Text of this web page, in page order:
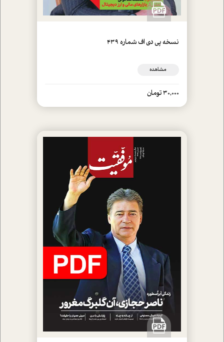
نسخه پي دي اف شماره 439
مشاهده
30,000 تومان